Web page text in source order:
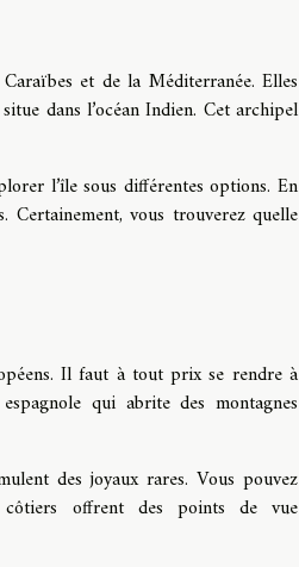
et de la Méditerranée. Elles
dans l’océan Indien. Cet archipel
l’île sous différentes options. En
Certainement, vous trouverez quelle
Il faut à tout prix se rendre à
qui abrite des montagnes
des joyaux rares. Vous pouvez
offrent des points de vue